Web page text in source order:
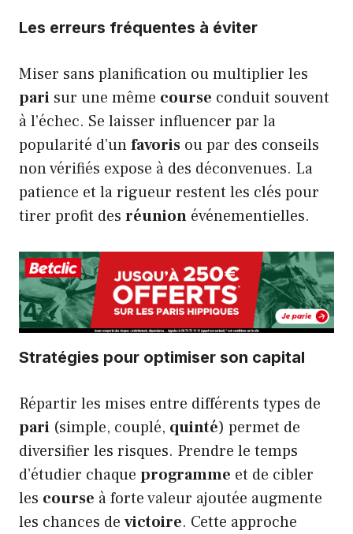
Les erreurs fréquentes à éviter
Miser sans planification ou multiplier les
pari sur une même course conduit souvent
à l’échec. Se laisser influencer par la
popularité d’unfavoris ou par des conseils
non vérifiés expose à des déconvenues. La
patience et la rigueur restent les clés pour
tirer profit des réunion événementielles.
Stratégies pour optimiser son capital
Répartir les mises entre différents types de
pari (simple, couplé, quinté) permet de
diversifier les risques. Prendre le temps
d’étudier chaque programme et de cibler
les course à forte valeur ajoutée augmente
les chances de victoire. Cette approche